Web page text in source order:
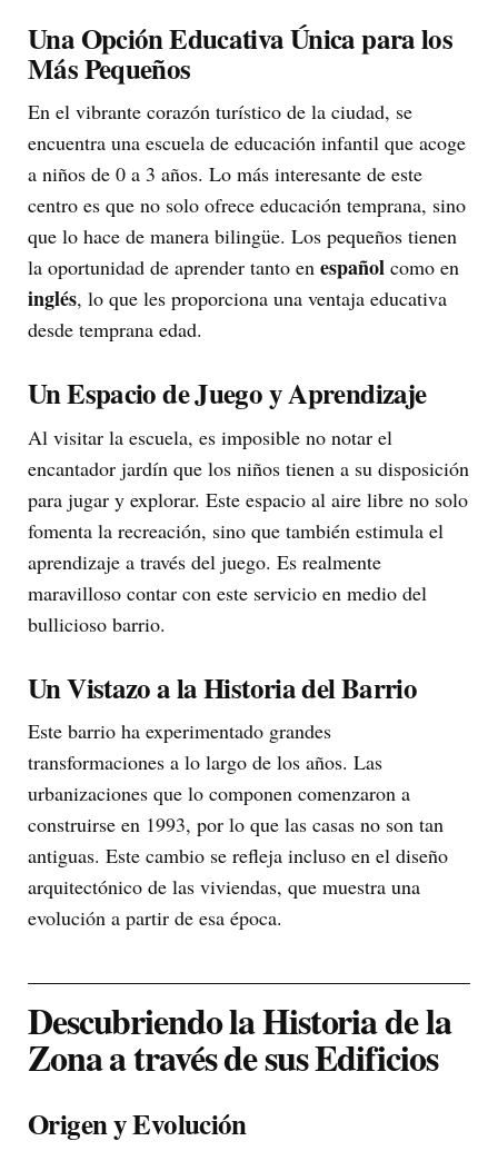
Una Opción Educativa Única para los
Más Pequeños
En el vibrante corazón turístico de la ciudad, se
encuentra una escuela de educación infantil que acoge
a niños de 0 a 3 años. Lo más interesante de este
centro es que no solo ofrece educación temprana, sino
que lo hace de manera bilingüe. Los pequeños tienen
la oportunidad de aprender tanto en español como en
inglés, lo que les proporciona una ventaja educativa
desde temprana edad.
Un Espacio de Juego y Aprendizaje
Al visitar la escuela, es imposible no notar el
encantador jardín que los niños tienen a su disposición
para jugar y explorar. Este espacio al aire libre no solo
fomenta la recreación, sino que también estimula el
aprendizaje a través del juego. Es realmente
maravilloso contar con este servicio en medio del
bullicioso barrio.
Un Vistazo a la Historia del Barrio
Este barrio ha experimentado grandes
transformaciones a lo largo de los años. Las
urbanizaciones que lo componen comenzaron a
construirse en 1993, por lo que las casas no son tan
antiguas. Este cambio se refleja incluso en el diseño
arquitectónico de las viviendas, que muestra una
evolución a partir de esa época.
Descubriendo la Historia de la
Zona a través de sus Edificios
Origen y Evolución